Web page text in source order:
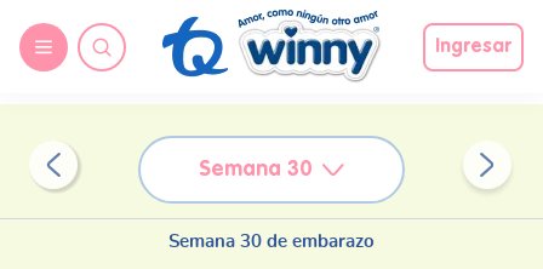
Ingresar
Semana 30
Semana 30 de embarazo